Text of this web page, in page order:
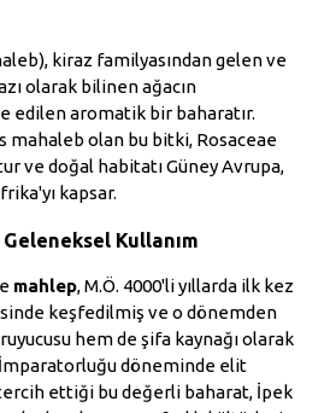
kiraz familyasından gelen ve
olarak bilinen ağacın
edilen aromatik bir baharatır.
mahaleb olan bu bitki, Rosaceae
ve doğal habitatı Güney Avrupa,
kapsar.
Kullanım
mahlep, M.Ö. 4000'li yıllarda ilk kez
keşfedilmiş ve o dönemden
hem de şifa kaynağı olarak
İmparatorluğu döneminde elit
ettiği bu değerli baharat, İpek